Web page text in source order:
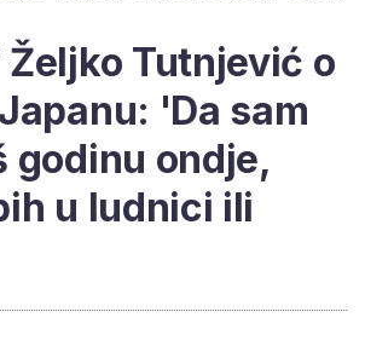
Tutnjević o
'Da sam
godinu ondje,
u ludnici ili